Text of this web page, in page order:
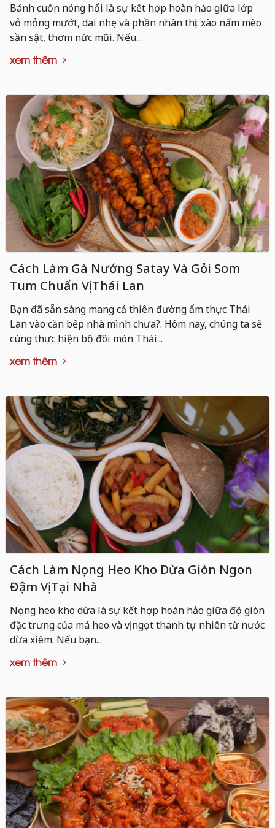
Bánh cuốn nóng hổi là sự kết hợp hoàn hảo giữa lớp
vỏ mỏng mướt, dai nhẹ và phần nhân thịt xào nấm mèo
sần sật, thơm nức mũi. Nếu...
xem thêm
Cách Làm Gà Nướng Satay Và Gỏi Som
Tum Chuẩn Vị Thái Lan
Bạn đã sẵn sàng mang cả thiên đường ẩm thực Thái
Lan vào căn bếp nhà mình chưa?. Hôm nay, chúng ta sẽ
cùng thực hiện bộ đôi món Thái...
xem thêm
Cách Làm Nọng Heo Kho Dừa Giòn Ngon
Đậm Vị Tại Nhà
Nọng heo kho dừa là sự kết hợp hoàn hảo giữa độ giòn
đặc trưng của má heo và vị ngọt thanh tự nhiên từ nước
dừa xiêm. Nếu bạn...
xem thêm